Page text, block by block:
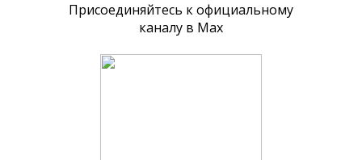
Присоединяйтесь к официальному
каналу в Max